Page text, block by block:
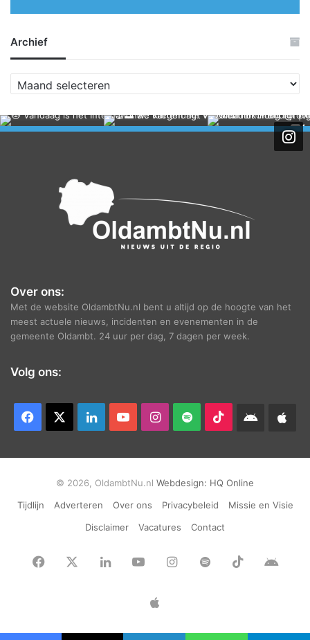
Archief
r
h
Over ons:
Met de website OldambtNu.nl bent u altijd op de hoogte van het
meest actuele nieuws, incidenten en evenementen in de
gemeente Oldambt. 24 uur per dag, 7 dagen per week.
Volg ons:
Facebook LinkedInYouTubeInstagram
Spotify TikTokAndroid
© 2026, OldambtNu.nl Webdesign: HQ Online
Tijdlijn
Adverteren Over ons Privacybeleid
Missie en Visie
Disclaimer
Vacatures Contact
Facebook LinkedInYouTubeInstagram
Spotify TikTok
App